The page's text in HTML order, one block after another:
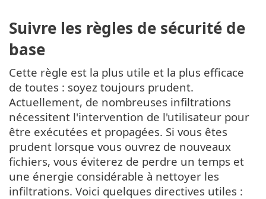
Suivre les règles de sécurité de
base
Cette règle est la plus utile et la plus efficace
de toutes : soyez toujours prudent.
Actuellement, de nombreuses infiltrations
nécessitent l'intervention de l'utilisateur pour
être exécutées et propagées. Si vous êtes
prudent lorsque vous ouvrez de nouveaux
fichiers, vous éviterez de perdre un temps et
une énergie considérable à nettoyer les
infiltrations. Voici quelques directives utiles :